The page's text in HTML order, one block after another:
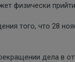
физически
того, что 28
дела в